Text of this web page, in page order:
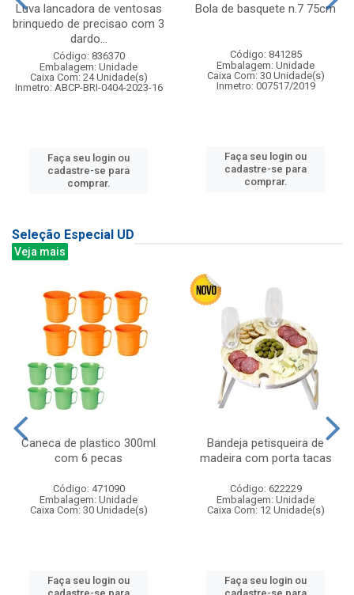
Luva lancadora de ventosas
brinquedo de precisao com 3
dardo...
Código: 836370
Embalagem: Unidade
Caixa Com: 24 Unidade(s)
Inmetro: ABCP-BRI-0404-2023-16
Faça seu login ou
cadastre-se para
comprar.
Bola de basquete n.7 75cm
Código: 841285
Embalagem: Unidade
Caixa Com: 30 Unidade(s)
Inmetro: 007517/2019
Faça seu login ou
cadastre-se para
comprar.
Seleção Especial UD
Veja mais
Caneca de plastico 300ml
com 6 pecas
Código: 471090
Embalagem: Unidade
Caixa Com: 30 Unidade(s)
Faça seu login ou
Bandeja petisqueira de
madeira com porta tacas
Código: 622229
Embalagem: Unidade
Caixa Com: 12 Unidade(s)
Faça seu login ou